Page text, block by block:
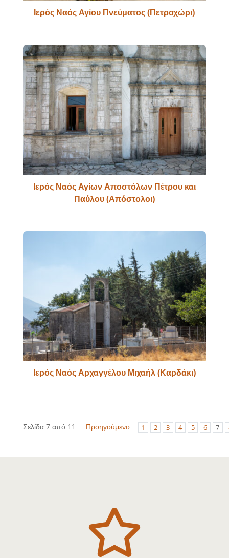
Ιερός Ναός Αγίου Πνεύματος (Πετροχώρι)
Ιερός Ναός Αγίων Αποστόλων Πέτρου και
Παύλου (Απόστολοι)
Ιερός Ναός Αρχαγγέλου Μιχαήλ (Καρδάκι)
Σελίδα 7 από 11 Προηγούμενο 1 2 3 4 5 6 7
